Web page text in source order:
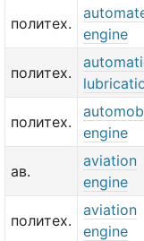
политех.
engine
политех.
политех.
engine
ав.
aviation
engine
политех.
aviation
engine